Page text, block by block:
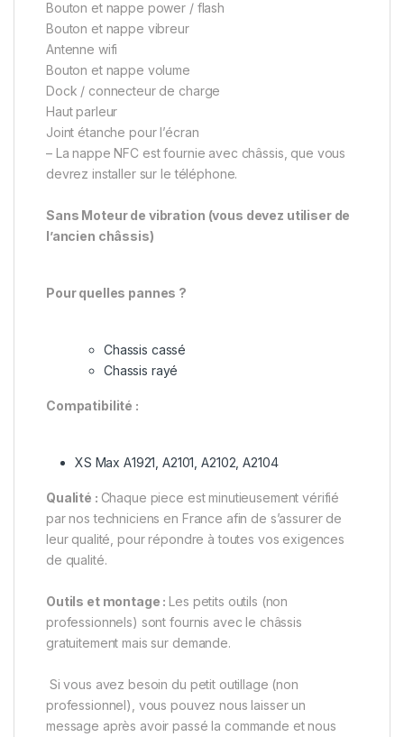
Bouton et nappe power / flash
Bouton et nappe vibreur
Antenne wifi
Bouton et nappe volume
Dock / connecteur de charge
Haut parleur
Joint étanche pour l’écran
– La nappe NFC est fournie avec châssis, que vous
devrez installer sur le téléphone.
Sans Moteur de vibration (vous devez utiliser de
l’ancien châssis)
Pour quelles pannes ?
Chassis cassé
Chassis rayé
Compatibilité :
XS Max A1921, A2101, A2102, A2104
Qualité : Chaque piece est minutieusement vérifié
par nos techniciens en France afin de s’assurer de
leur qualité, pour répondre à toutes vos exigences
de qualité.
Outils et montage :Les petits outils (non
professionnels) sont fournis avec le châssis
gratuitement mais sur demande.
Si vous avez besoin du petit outillage (non
professionnel), vous pouvez nous laisser un
message après avoir passé la commande et nous